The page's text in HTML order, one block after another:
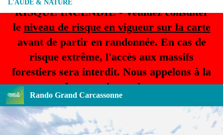
RISQUE INCENDIE - Veuillez consulter
le niveau de risque en vigueur sur la carte
avant de partir en randonnée. En cas de
risque extrême, l'accès aux massifs
forestiers sera interdit. Nous appelons à la
plus grande prudence.
Rando Grand Carcassonne
L'AUDE & NATURE